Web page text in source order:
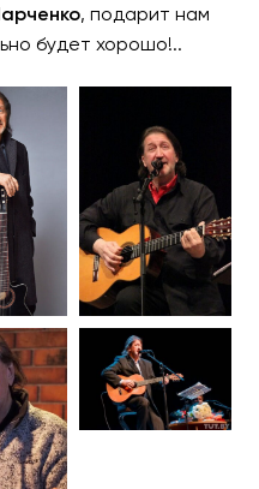
, подарит нам
будет хорошо!..